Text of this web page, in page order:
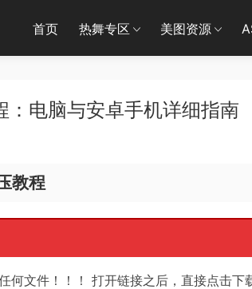
首页 热舞专区 美图资源
：电脑与安卓手机详细指南
教程
何文件！！！ 打开链接之后，直接点击